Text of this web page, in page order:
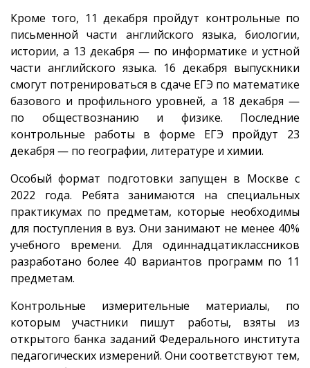
Кроме того, 11 декабря пройдут контрольные по
письменной части английского языка, биологии,
истории, а 13 декабря ― по информатике и устной
части английского языка. 16 декабря выпускники
смогут потренироваться в сдаче ЕГЭ по математике
базового и профильного уровней, а 18 декабря ―
по обществознанию и физике. Последние
контрольные работы в форме ЕГЭ пройдут 23
декабря ― по географии, литературе и химии.
Особый формат подготовки запущен в Москве с
2022 года. Ребята занимаются на специальных
практикумах по предметам, которые необходимы
для поступления в вуз. Они занимают не менее 40%
учебного времени. Для одиннадцатиклассников
разработано более 40 вариантов программ по 11
предметам.
Контрольные измерительные материалы, по
которым участники пишут работы, взяты из
открытого банка заданий Федерального института
педагогических измерений. Они соответствуют тем,